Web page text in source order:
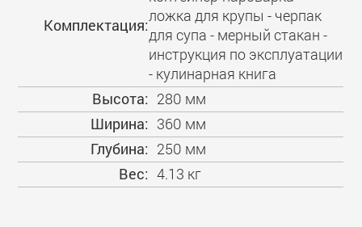
Комплектация:
ложка для крупы - черпак
для супа - мерный стакан -
инструкция по эксплуатации
- кулинарная книга
Высота: 280 мм
Ширина: 360 мм
Глубина: 250 мм
Вес: 4.13 кг